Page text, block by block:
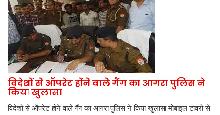
विदेशों से ऑपरेट होंने वाले गैंग का आगरा पुलिस ने
किया खुलासा
विदेशों से ऑपरेट होंने वाले गैंग का आगरा पुलिस ने किया खुलासा मोबाइल टावरों से